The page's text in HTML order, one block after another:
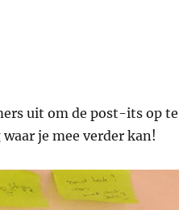
uit om de post-its op te
je mee verder kan!